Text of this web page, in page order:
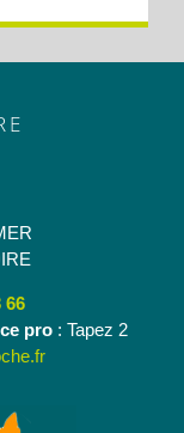
66
pro: Tapez 2